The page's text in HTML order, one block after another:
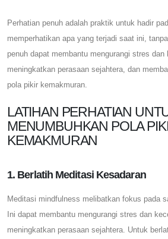
Perhatian penuh adalah praktik untuk hadir
memperhatikan apa yang terjadi saat ini,
penuh dapat membantu mengurangi stres dan
meningkatkan perasaan sejahtera, dan
pola pikir kemakmuran.
LATIHAN PERHATIAN
MENUMBUHKAN POLA
KEMAKMURAN
1. Berlatih Meditasi Kesadaran
Meditasi mindfulness melibatkan fokus pada
Ini dapat membantu mengurangi stres dan
meningkatkan perasaan sejahtera. Untuk